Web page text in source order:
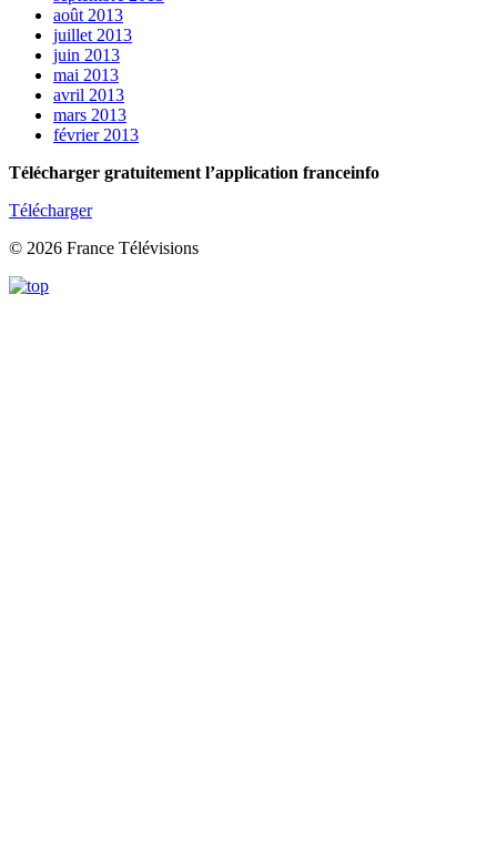
août 2013
juillet 2013
juin 2013
mai 2013
avril 2013
mars 2013
février 2013
Télécharger gratuitement l’application franceinfo
Télécharger
© 2026 France Télévisions